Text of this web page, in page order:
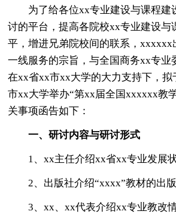
为了给各位xx专业建设与课程建
讨的平台，提高各院校xx专业建设与
平，增进兄弟院校间的联系，xxxxxx
一线服务的宗旨，与全国商务xx专业
在xx省xx市xx大学的大力支持下，
市xx大学举办“第xx届全国xxxxxx教
关事项函告如下：
一、研讨内容与研讨形式
1、xx主任介绍xx省xx专业发展
2、出版社介绍“xxxx”教材的出
3、xx、xx代表介绍xx专业教改